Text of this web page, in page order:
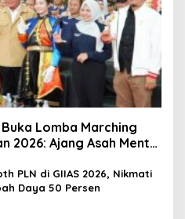
Lomba Marching
2026: Ajang Asah Mental
PLN di GIIAS 2026, Nikmati
Daya 50 Persen